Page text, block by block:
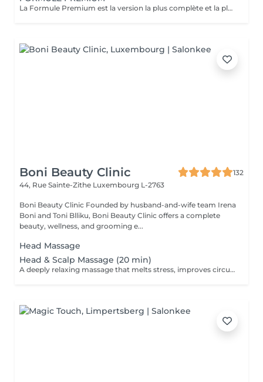
La Formule Premium est la version la plus complète et la plus exclusive de l'expérience Head Spa. Elle reprend tous les bienfaits de la Formule Prestige, avec un soin visage complet, un soin capillaire approfondi et une relaxation globale, tout en y ajoutant un gommage du cuir chevelu, une diffusion de vapeur et un massage spécifique réalisé pendant le temps de pause. La vapeur permet d'optimiser l'efficacité des soins, de détendre les muscles en profondeur et de renforcer les bienfaits du massage crânien. Chaque étape est pensée pour offrir un moment d'exception, alliant performance, confort et lâcher-prise total. Le séchage des cheveux est inclus. Recommandée pour vivre l'expérience Head Spa dans sa version la plus luxueuse.
Boni Beauty Clinic
132
44, Rue Sainte-Zithe Luxembourg L-2763
Boni Beauty Clinic Founded by husband-and-wife team Irena
Boni and Toni Blliku, Boni Beauty Clinic offers a complete
beauty, wellness, and grooming e...
Head Massage
Head & Scalp Massage (20 min)
A deeply relaxing massage that melts stress, improves circulation, and leaves you recharged and focused. Indulge in luxury, even on your lunch break. Quick, effective treatments designed to refresh your face, mind, and mood all within 30 to 60 minutes. Ideal for: Professionals, busy moms, and anyone seeking a touch of luxury between meetings. Available weekdays from 11:30 to 14:30